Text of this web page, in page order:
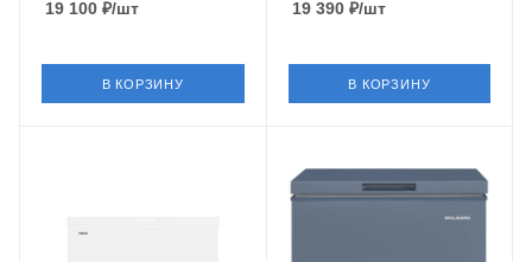
19 100 ₽/шт
В КОРЗИНУ
19 390₽/шт
В КОРЗИНУ
Глухая